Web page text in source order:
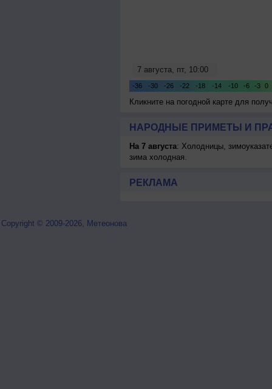
Кликните на погодной карте для
НАРОДНЫЕ ПРИМЕТЫ И
На 7 августа: Холодницы,
зима холодная.
РЕКЛАМА
Copyright © 2009-2026, Метеонова